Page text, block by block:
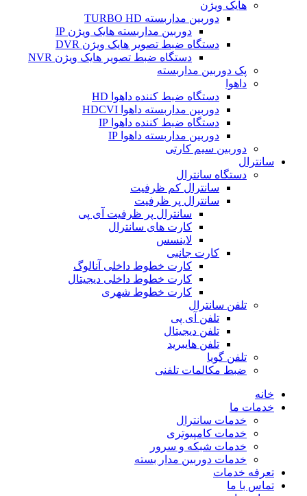
هایک ویژن
دوربین مداربسته TURBO HD
دوربین مداربسته هایک ویژن IP
دستگاه ضبط تصویر هایک ویژن DVR
دستگاه ضبط تصویر هایک ویژن NVR
پک دوربین مداربسته
داهوا
دستگاه ضبط کننده داهوا HD
دوربین مداربسته داهوا HDCVI
دستگاه ضبط کننده داهوا IP
دوربین مداربسته داهوا IP
دوربین سیم کارتی
سانترال
دستگاه سانترال
سانترال کم ظرفیت
سانترال پر ظرفیت
سانترال پر ظرفیت آی پی
کارت های سانترال
لاینسس
کارت جانبی
کارت خطوط داخلی آنالوگ
کارت خطوط داخلی دیجیتال
کارت خطوط شهری
تلفن سانترال
تلفن آی پی
تلفن دیجیتال
تلفن هایبرید
تلفن گویا
ضبط مکالمات تلفنی
خانه
خدمات ما
خدمات سانترال
خدمات کامپیوتری
خدمات شبکه و سرور
خدمات دوربین مدار بسته
تعرفه خدمات
تماس با ما